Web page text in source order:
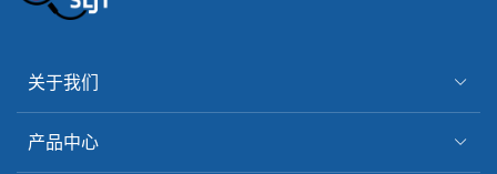
关于我们
产品中心